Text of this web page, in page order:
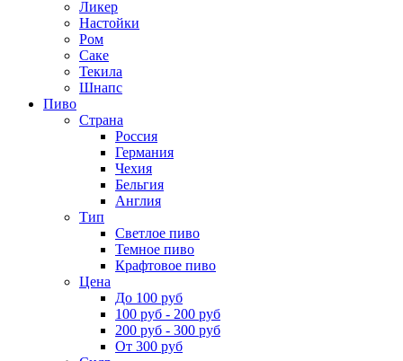
Ликер
Настойки
Ром
Саке
Текила
Шнапс
Пиво
Страна
Россия
Германия
Чехия
Бельгия
Англия
Тип
Светлое пиво
Темное пиво
Крафтовое пиво
Цена
До 100 руб
100 руб - 200 руб
200 руб - 300 руб
От 300 руб